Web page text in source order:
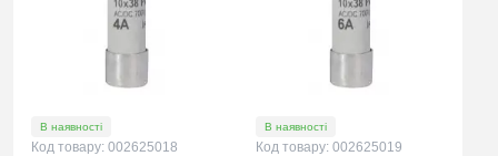
В наявності
Код товару: 002625018
В наявності
Код товару: 002625019